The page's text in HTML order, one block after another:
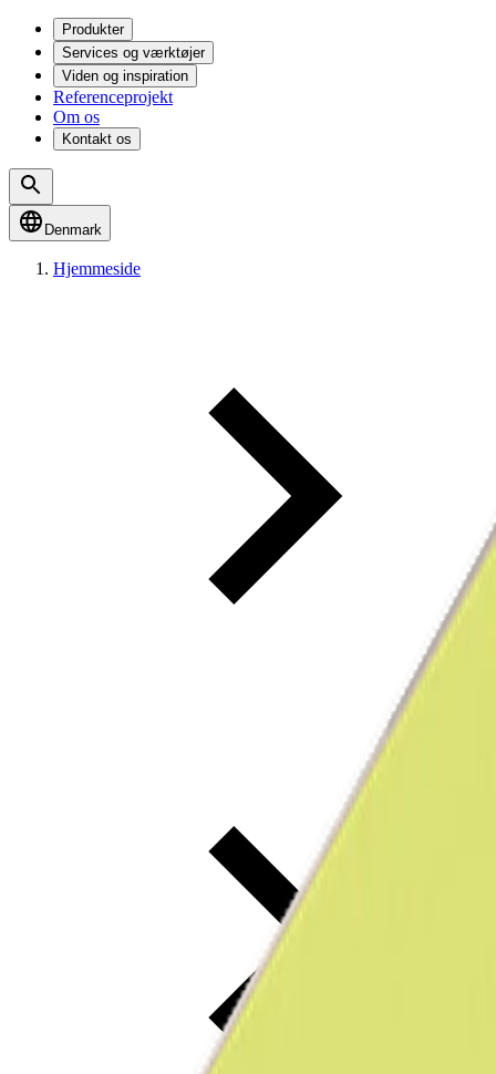
Produkter
Services og værktøjer
Viden og inspiration
Referenceprojekt
Om os
Kontakt os
Denmark
Hjemmeside